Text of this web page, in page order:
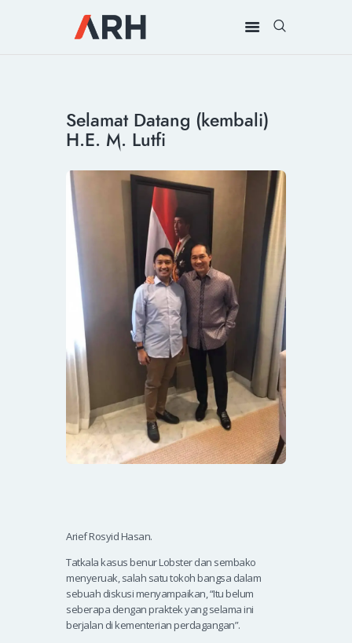
INSPIRING
MONDAY
RILIS MEDIA
PIDATO
KEBUDAYAAN
KENALAN
Selamat Datang (kembali)
H.E. M. Lutfi
Arief Rosyid Hasan.
Tatkala kasus benur Lobster dan sembako
menyeruak, salah satu tokoh bangsa dalam
sebuah diskusi menyampaikan, “Itu belum
seberapa dengan praktek yang selama ini
berjalan di kementerian perdagangan”.